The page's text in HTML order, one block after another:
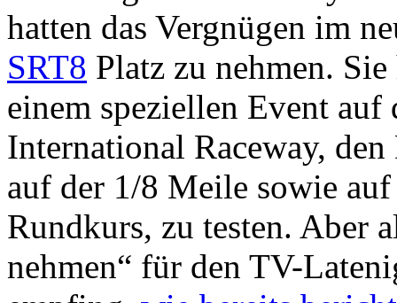
hatten das Vergnügen im
SRT8 Platz zu nehmen.
einem speziellen Event
International Raceway,
auf der 1/8 Meile sowie
Rundkurs, zu testen. Aber
nehmen“ für den TV-